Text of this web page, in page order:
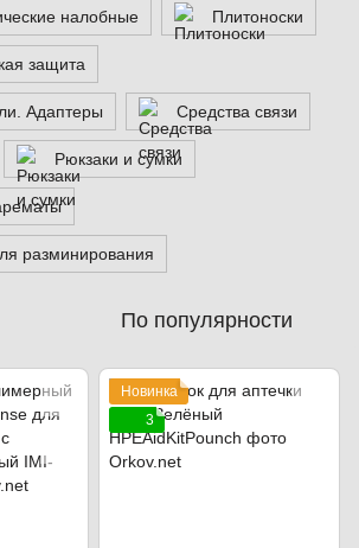
налобные Плитоноски
защита
Адаптеры Средства связи
Рюкзаки и сумки
разминирования
По популярности
Новинка
3